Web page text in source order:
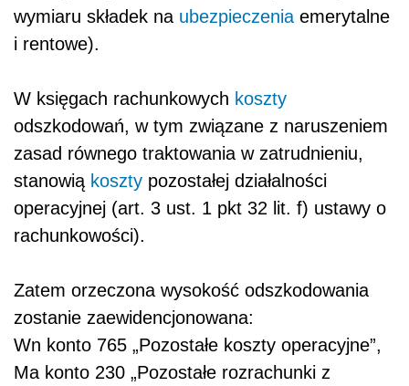
wymiaru składek na ubezpieczenia emerytalne
i rentowe).
W księgach rachunkowych koszty
odszkodowań, w tym związane z naruszeniem
zasad równego traktowania w zatrudnieniu,
stanowią koszty pozostałej działalności
operacyjnej (art. 3 ust. 1 pkt 32 lit. f) ustawy o
rachunkowości).
Zatem orzeczona wysokość odszkodowania
zostanie zaewidencjonowana:
Wn konto 765 „Pozostałe koszty operacyjne”,
Ma konto 230 „Pozostałe rozrachunki z